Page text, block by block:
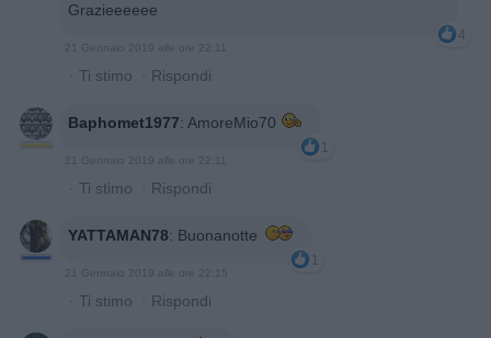
Grazieeeeee
4
21 Gennaio 2019 alle ore 22:11
· Ti stimo · Rispondi
Baphomet1977: AmoreMio70
1
21 Gennaio 2019 alle ore 22:11
· Ti stimo · Rispondi
YATTAMAN78: Buonanotte
1
21 Gennaio 2019 alle ore 22:15
· Ti stimo · Rispondi